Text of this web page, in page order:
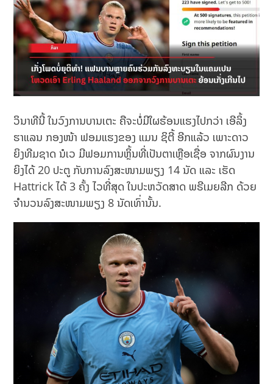
ວິນາທີນີ້ ໃນວົງການບານເຕະ ຄືຈະບໍ່ມີໃຜຮ້ອນແຮງໄປກວ່າ ເອີລິ້ງ
ຮາແລນ ກອງໜ້າ ຟອມແຮງຂອງ ແມນ ຊິຕີ້ ອີກແລ້ວ ເພາະດາວ
ຍິງທີມຊາດ ນໍເວ ມີຟອມການຫຼິ້ນທີ່ເປັນຕາເຫຼືອເຊື່ອ ຈາກຜົນງານ
ຍິງໄດ້ 20 ປະຕູ ກັບການລົງສະໜາມພຽງ 14 ນັດ ແລະ ເຮັດ
Hattrick ໄດ້ 3 ຄັ້ງ ໄວທີ່ສຸດ ໃນປະຫວັດສາດ ພຣີເມຍລີກ ດ້ວຍ
ຈຳນວນລົງສະໜາມພຽງ 8 ນັດເທົ່ານັ້ນ.